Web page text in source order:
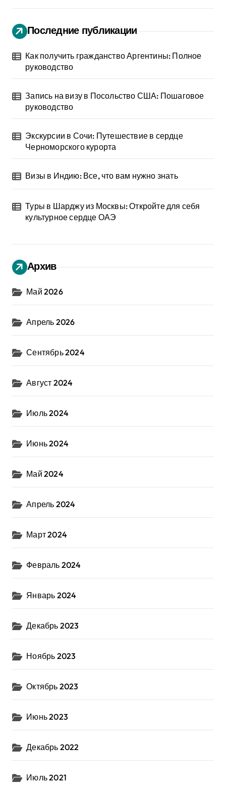
Последние публикации
Как получить гражданство Аргентины: Полное
руководство
Запись на визу в Посольство США: Пошаговое
руководство
Экскурсии в Сочи: Путешествие в сердце
Черноморского курорта
Визы в Индию: Все, что вам нужно знать
Туры в Шарджу из Москвы: Откройте для себя
культурное сердце ОАЭ
Архив
Май 2026
Апрель 2026
Сентябрь 2024
Август 2024
Июль 2024
Июнь 2024
Май 2024
Апрель 2024
Март 2024
Февраль 2024
Январь 2024
Декабрь 2023
Ноябрь 2023
Октябрь 2023
Июнь 2023
Декабрь 2022
Июль 2021